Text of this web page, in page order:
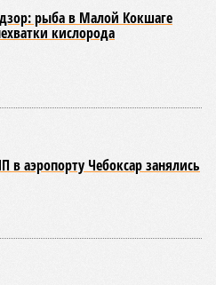
рыба в Малой Кокшаге
кислорода
в аэропорту Чебоксар занялись